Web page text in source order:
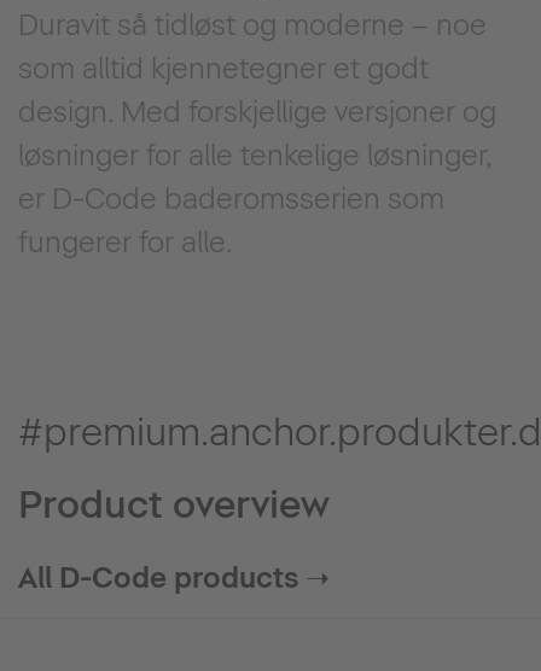
Duravit så tidløst og moderne – noe
som alltid kjennetegner et godt
design. Med forskjellige versjoner og
løsninger for alle tenkelige løsninger,
er D-Code baderomsserien som
fungerer for alle.
Product overview
All D-Code products ➝